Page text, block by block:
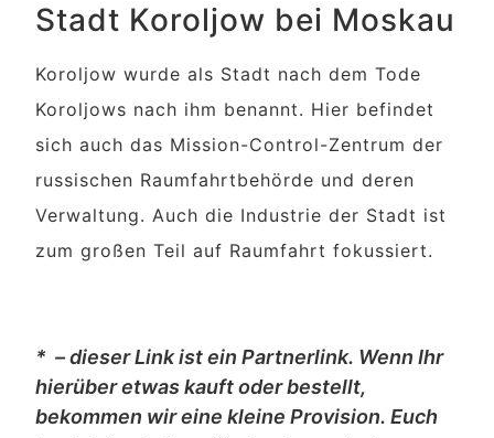
Stadt Koroljow bei Moskau
Koroljow wurde als Stadt nach dem Tode
Koroljows nach ihm benannt. Hier befindet
sich auch das Mission-Control-Zentrum der
russischen Raumfahrtbehörde und deren
Verwaltung. Auch die Industrie der Stadt ist
zum großen Teil auf Raumfahrt fokussiert.
* – dieser Link ist ein Partnerlink. Wenn Ihr
hierüber etwas kauft oder bestellt,
bekommen wir eine kleine Provision. Euch